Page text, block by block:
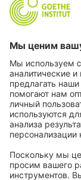
Курсы
Портал